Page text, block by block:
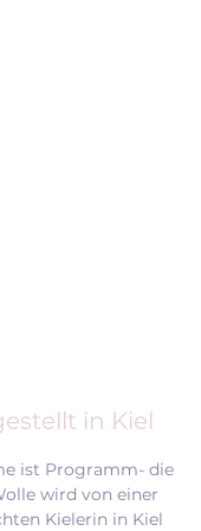
in Kiel
ist Programm- die
wird von einer
Kielerin in Kiel